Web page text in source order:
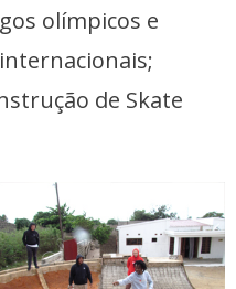
olímpicos e
de Skate